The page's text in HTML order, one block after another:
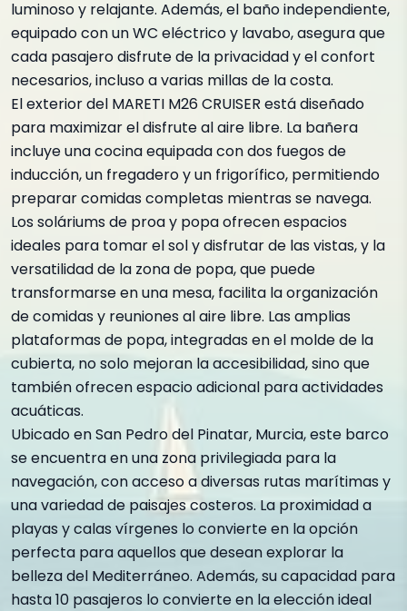
luminoso y relajante. Además, el baño independiente,
equipado con un WC eléctrico y lavabo, asegura que
cada pasajero disfrute de la privacidad y el confort
necesarios, incluso a varias millas de la costa.
El exterior del MARETI M26 CRUISER está diseñado
para maximizar el disfrute al aire libre. La bañera
incluye una cocina equipada con dos fuegos de
inducción, un fregadero y un frigorífico, permitiendo
preparar comidas completas mientras se navega.
Los soláriums de proa y popa ofrecen espacios
ideales para tomar el sol y disfrutar de las vistas, y la
versatilidad de la zona de popa, que puede
transformarse en una mesa, facilita la organización
de comidas y reuniones al aire libre. Las amplias
plataformas de popa, integradas en el molde de la
cubierta, no solo mejoran la accesibilidad, sino que
también ofrecen espacio adicional para actividades
acuáticas.
Ubicado en San Pedro del Pinatar, Murcia, este barco
se encuentra en una zona privilegiada para la
navegación, con acceso a diversas rutas marítimas y
una variedad de paisajes costeros. La proximidad a
playas y calas vírgenes lo convierte en la opción
perfecta para aquellos que desean explorar la
belleza del Mediterráneo. Además, su capacidad para
hasta 10 pasajeros lo convierte en la elección ideal